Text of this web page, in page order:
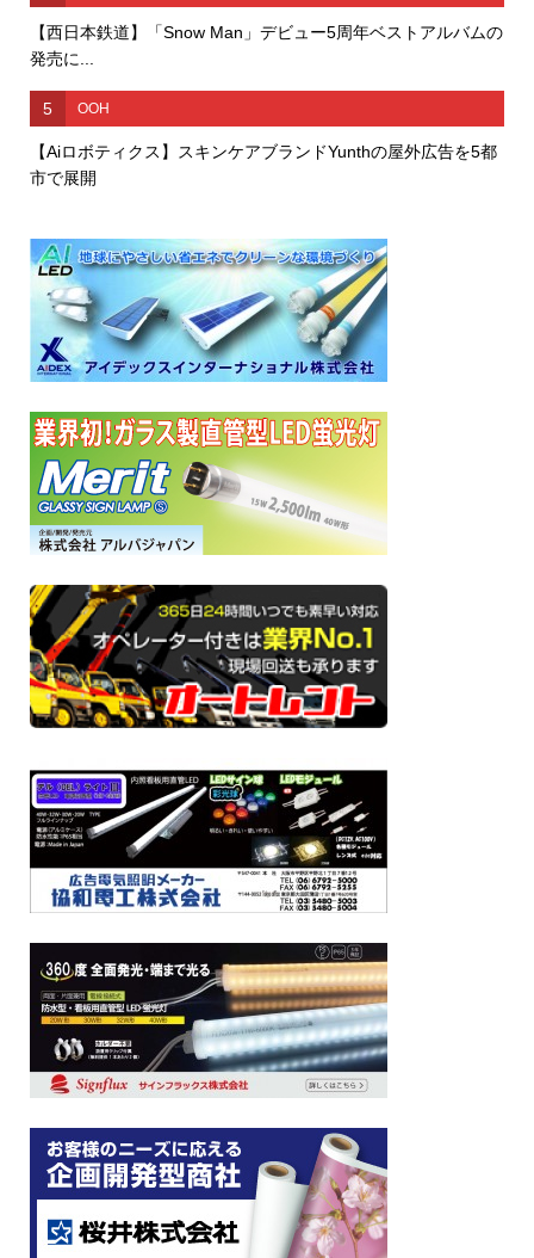
【西日本鉄道】「Snow Man」デビュー5周年ベストアルバムの
発売に...
5 OOH
【Aiロボティクス】スキンケアブランドYunthの屋外広告を5都
市で展開